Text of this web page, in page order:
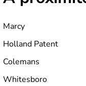
Marcy
Holland Patent
Colemans
Whitesboro